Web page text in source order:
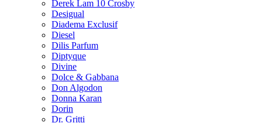
Derek Lam 10 Crosby
Desigual
Diadema Exclusif
Diesel
Dilis Parfum
Diptyque
Divine
Dolce & Gabbana
Don Algodon
Donna Karan
Dorin
Dr. Gritti